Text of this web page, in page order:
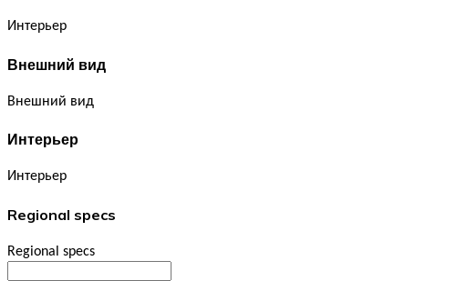
Интерьер
Внешний вид
Внешний вид
Интерьер
Интерьер
Regional specs
Regional specs